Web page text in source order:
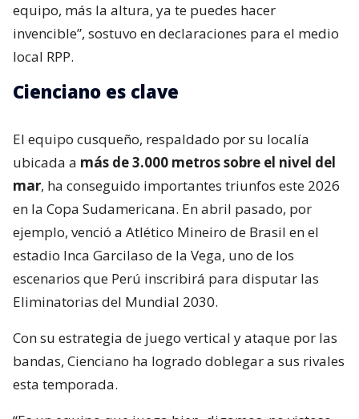
equipo, más la altura, ya te puedes hacer
invencible”, sostuvo en declaraciones para el medio
local RPP.
Cienciano es clave
El equipo cusqueño, respaldado por su localía
ubicada a más de 3.000 metros sobre el nivel del
mar, ha conseguido importantes triunfos este 2026
en la Copa Sudamericana. En abril pasado, por
ejemplo, venció a Atlético Mineiro de Brasil en el
estadio Inca Garcilaso de la Vega, uno de los
escenarios que Perú inscribirá para disputar las
Eliminatorias del Mundial 2030.
Con su estrategia de juego vertical y ataque por las
bandas, Cienciano ha logrado doblegar a sus rivales
esta temporada.